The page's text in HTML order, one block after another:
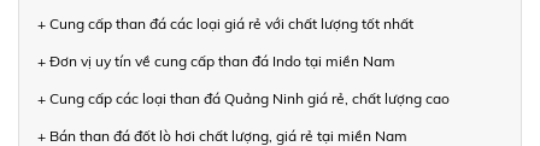
+ Cung cấp than đá các loại giá rẻ với chất lượng tốt nhất
+ Đơn vị uy tín về cung cấp than đá Indo tại miền Nam
+ Cung cấp các loại than đá Quảng Ninh giá rẻ, chất lượng cao
+ Bán than đá đốt lò hơi chất lượng, giá rẻ tại miền Nam